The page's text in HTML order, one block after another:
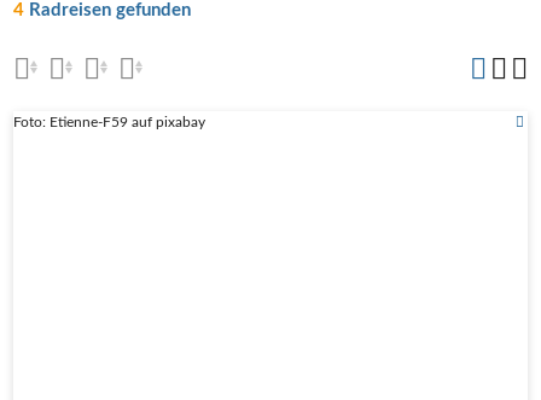
4 Radreisen gefunden
Foto: Etienne-F59 auf pixabay